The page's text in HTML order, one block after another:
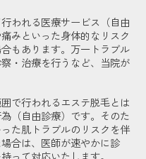
われる医療サービス（自由
みといった身体的なリスク
もあります。万一トラブル
・治療を行うなど、当院が
で行われるエステ脱毛とは
（自由診療）です。そのた
た肌トラブルのリスクを伴
合は、医師が速やかに診
って対応いたします。